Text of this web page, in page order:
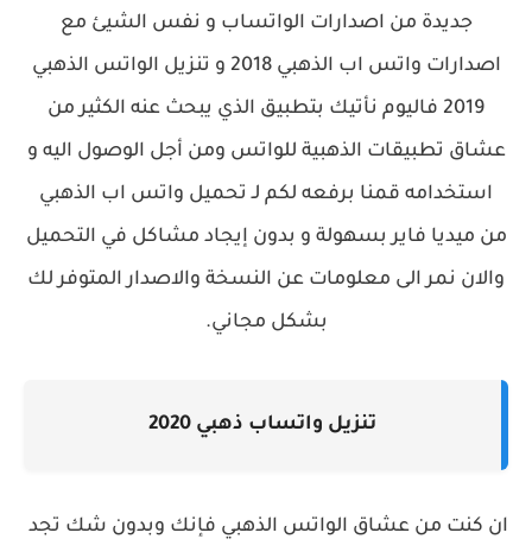
جديدة من اصدارات الواتساب و نفس الشيئ مع
اصدارات واتس اب الذهبي 2018 و
تنزيل الواتس الذهبي
2019 فاليوم نأتيك بتطبيق الذي يبحث عنه الكثير من
عشاق تطبيقات الذهبية للواتس ومن أجل الوصول اليه و
استخدامه قمنا برفعه لكم لـ تحميل واتس اب الذهبي
من ميديا فاير بسهولة و بدون إيجاد مشاكل في التحميل
والان نمر الى معلومات عن النسخة والاصدار المتوفر لك
بشكل مجاني.
تنزيل واتساب ذهبي 2020
ان كنت من عشاق الواتس الذهبي فإنك وبدون شك تجد